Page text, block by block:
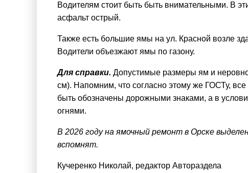
Водителям стоит быть быть внимательными. В
асфальт острый.
Также есть большие ямы на ул. Красной возле
Водители объезжают ямы по газону.
Для справки. Допустимые размеры ям и
см). Напомним, что согласно этому же ГОСТу,
быть обозначены дорожными знаками, а в
огнями.
В 2026 году на ямочный ремонт в Орске
вспомнят.
Кучеренко Николай, редактор Автораздела